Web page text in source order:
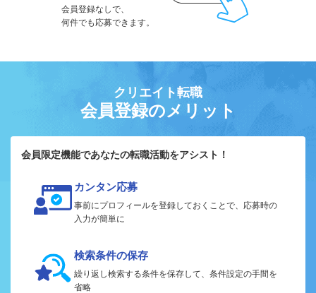
会員登録なしで、
何件でも応募できます。
クリエイト転職
会員登録のメリット
会員限定機能であなたの転職活動をアシスト！
カンタン応募
事前にプロフィールを登録しておくことで、応募時の
入力が簡単に
検索条件の保存
繰り返し検索する条件を保存して、条件設定の手間を
省略